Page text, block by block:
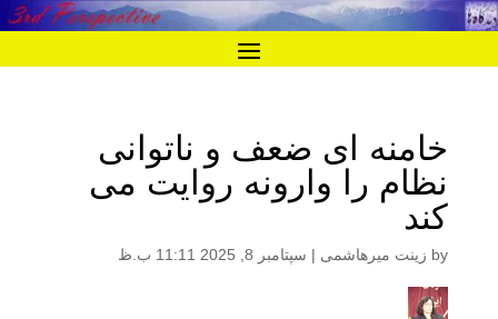
خامنه ای ضعف و ناتوانی
نظام را وارونه روایت می
کند
by زینت میرهاشمی | سپتامبر 8, 2025 11:11 ب.ظ